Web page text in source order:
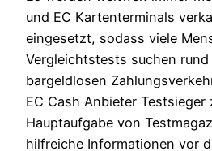
und EC Kartenterminals
eingesetzt, sodass viele
Vergleichtstests suchen rund
bargeldlosen
EC Cash Anbieter
Hauptaufgabe von
hilfreiche Informationen vor